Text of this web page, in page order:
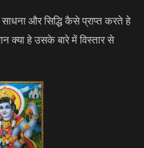
और सिद्धि कैसे प्राप्त करते हे
क्या हे उसके बारे में विस्तार से